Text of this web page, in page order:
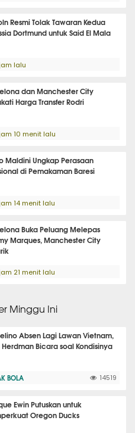
Resmi Tolak Tawaran Kedua
Dortmund untuk Said El Mala
lalu
dan Manchester City
Harga Transfer Rodri
10 menit lalu
Maldini Ungkap Perasaan
di Pemakaman Baresi
14 menit lalu
Buka Peluang Melepas
Marques, Manchester City
21 menit lalu
Minggu Ini
Absen Lagi Lawan Vietnam,
Herdman Bicara soal Kondisinya
BOLA 14519
Ewin Putuskan untuk
Oregon Ducks